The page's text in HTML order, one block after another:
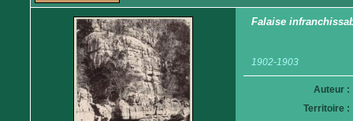
Falaise
1902-1903
Auteur :
Territoire :